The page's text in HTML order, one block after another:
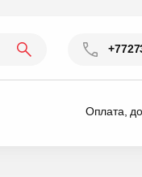
Оплата,